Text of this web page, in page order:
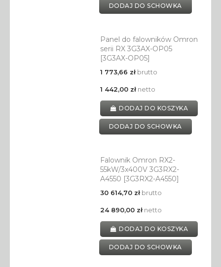
DODAJ DO SCHOWKA
Panel do falowników Omron
serii RX 3G3AX-OP05
[3G3AX-OP05]
1 773,66 złbrutto
1 442,00 złnetto
DODAJ DO KOSZYKA
DODAJ DO SCHOWKA
Falownik Omron RX2-
55kW/3x400V 3G3RX2-
A4550 [3G3RX2-A4550]
30 614,70 złbrutto
24 890,00 złnetto
DODAJ DO KOSZYKA
DODAJ DO SCHOWKA